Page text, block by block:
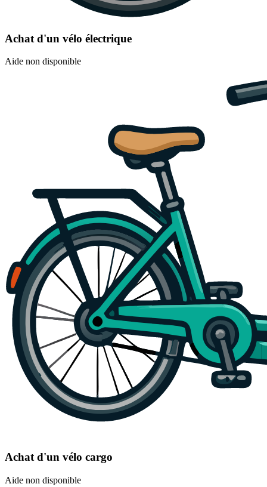
Achat d'un vélo électrique
Aide non disponible
Achat d'un vélo cargo
Aide non disponible